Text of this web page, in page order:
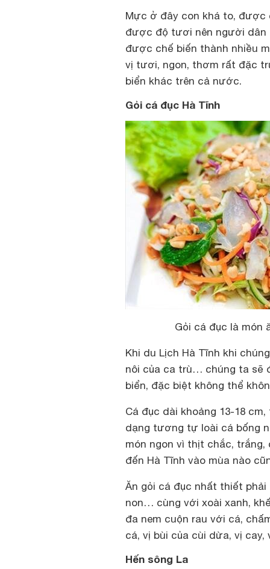
Mực ở đây con khá to, được
được độ tươi nên người dân
được chế biến thành nhiều
vị tươi, ngon, thơm rất đặc
biển khác trên cả nước.
Gỏi cá đục Hà Tĩnh
Gỏi cá đục là món
Khi du Lịch Hà Tĩnh khi
nôi của ca trù… chúng ta sẽ
biển, đặc biệt không thể
Cá đục dài khoảng 13-18
dạng tư­ơng tự loài cá bống
món ngon vì thịt chắc, trắng,
đến Hà Tĩnh vào mùa nào
Ăn gỏi cá đục nhất thiết
non… cùng với xoài xanh,
đa nem cuộn rau với cá,
cá, vị bùi của cùi dừa, vị
Hến sông La